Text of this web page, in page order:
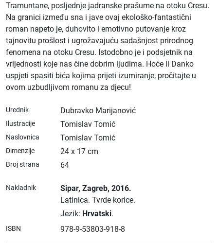
Tramuntane, posljednje jadranske prašume na otoku Cresu.
Na granici između sna i jave ovaj ekološko-fantastični
roman napeto je, duhovito i emotivno putovanje kroz
tajnovitu prošlost i ugrožavajuću sadašnjost prirodnog
fenomena na otoku Cresu. Istodobno je i podsjetnik na
vrijednosti koje nas čine dobrim ljudima. Hoće li Danko
uspjeti spasiti bića kojima prijeti izumiranje, pročitajte u
ovom uzbudljivom romanu za djecu!
Urednik Dubravko Marijanović
Ilustracije Tomislav Tomić
Naslovnica Tomislav Tomić
Dimenzije 24 x 17 cm
Broj strana 64
Nakladnik Sipar, Zagreb, 2016.
Latinica. Tvrde korice.
Jezik: Hrvatski.
ISBN 978-9-53803-918-8